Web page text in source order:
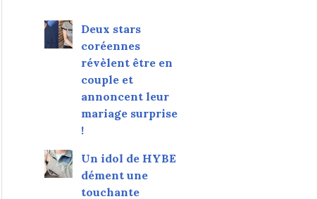
Deux stars
coréennes
révèlent être en
couple et
annoncent leur
mariage surprise
!
Un idol de HYBE
dément une
touchante